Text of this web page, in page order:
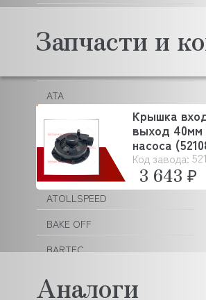
ASKO
ATA
ATEA
ATEL
ATESY (АТЕСИ)
ATOLLSPEED
BAKE OFF
BARTEC
Запчасти и
Код завода:
Крышка
выход 40мм
насоса
3 643 ₽
Аналоги